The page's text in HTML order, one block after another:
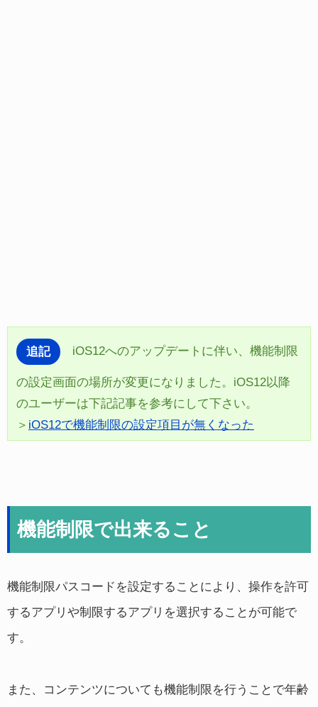
追記 iOS12へのアップデートに伴い、機能制限
の設定画面の場所が変更になりました。iOS12以降
のユーザーは下記記事を参考にして下さい。
＞ iOS12で機能制限の設定項目が無くなった
機能制限で出来ること
機能制限パスコードを設定することにより、操作を許可
するアプリや制限するアプリを選択することが可能で
す。
また、コンテンツについても機能制限を行うことで年齢